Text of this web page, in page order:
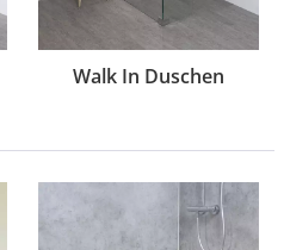
Walk In Duschen